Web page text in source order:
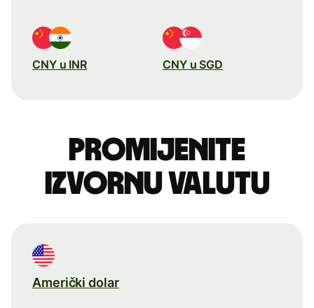
CNY u INR CNY u SGD
Promijenite
izvornu valutu
Američki dolar